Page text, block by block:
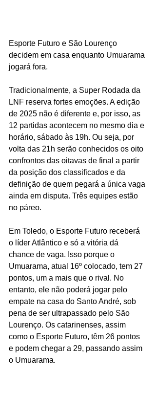
Esporte Futuro e São Lourenço
decidem em casa enquanto Umuarama
jogará fora.
Tradicionalmente, a Super Rodada da
LNF reserva fortes emoções. A edição
de 2025 não é diferente e, por isso, as
12 partidas acontecem no mesmo dia e
horário, sábado às 19h. Ou seja, por
volta das 21h serão conhecidos os oito
confrontos das oitavas de final a partir
da posição dos classificados e da
definição de quem pegará a única vaga
ainda em disputa. Três equipes estão
no páreo.
Em Toledo, o Esporte Futuro receberá
o líder Atlântico e só a vitória dá
chance de vaga. Isso porque o
Umuarama, atual 16º colocado, tem 27
pontos, um a mais que o rival. No
entanto, ele não poderá jogar pelo
empate na casa do Santo André, sob
pena de ser ultrapassado pelo São
Lourenço. Os catarinenses, assim
como o Esporte Futuro, têm 26 pontos
e podem chegar a 29, passando assim
o Umuarama.